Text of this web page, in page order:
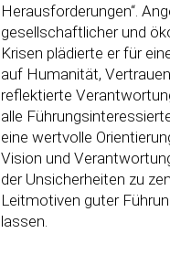
Herausforderungen“.
gesellschaftlicher und
Krisen plädierte er für
auf Humanität,
reflektierte
alle
eine wertvolle
Vision und
der Unsicherheiten zu
Leitmotiven guter
lassen.